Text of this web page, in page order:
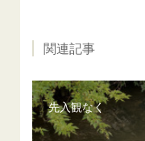
関連記事
先入観なく